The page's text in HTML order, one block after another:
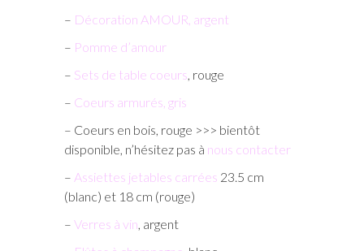
– Décoration AMOUR, argent
– Pomme d’amour
– Sets de table coeurs, rouge
– Coeurs armurés, gris
– Coeurs en bois, rouge >>> bientôt
disponible, n’hésitez pas à nous contacter
– Assiettes jetables carrées 23.5 cm
(blanc) et 18 cm (rouge)
– Verres à vin, argent